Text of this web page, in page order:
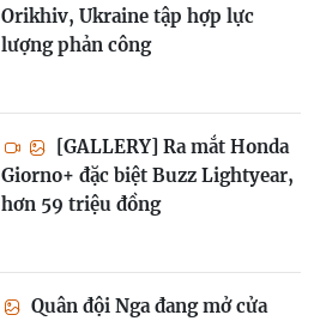
Orikhiv, Ukraine tập hợp lực
lượng phản công
[GALLERY] Ra mắt Honda
Giorno+ đặc biệt Buzz Lightyear,
hơn 59 triệu đồng
Quân đội Nga đang mở cửa